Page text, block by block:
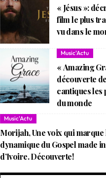
« Jésus »:
film le plus
vu dans le
Music'Actu
« Amazing
découverte
cantiques les
du monde
Music'Actu
Morijah, Une voix qui marque
dynamique du Gospel made
d’Ivoire. Découverte!